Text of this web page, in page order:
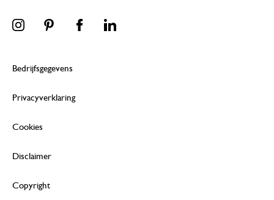
Bedrijfsgegevens
Privacyverklaring
Cookies
Disclaimer
Copyright